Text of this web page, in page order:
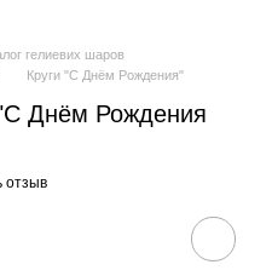
гелиевих шаров
Круги "С Днём Рождения"
Днём Рождения
отзыв